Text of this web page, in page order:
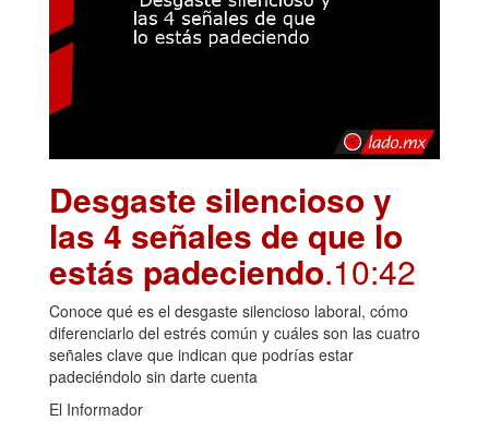
Desgaste silencioso y
las 4 señales de que lo
estás padeciendo.10:42
Conoce qué es el desgaste silencioso laboral, cómo
diferenciarlo del estrés común y cuáles son las cuatro
señales clave que indican que podrías estar
padeciéndolo sin darte cuenta
El Informador